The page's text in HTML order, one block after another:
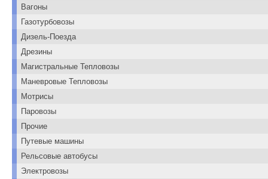
Вагоны
Газотурбовозы
Дизель-Поезда
Дрезины
Магистральные Тепловозы
Маневровые Тепловозы
Мотрисы
Паровозы
Прочие
Путевые машины
Рельсовые автобусы
Электровозы